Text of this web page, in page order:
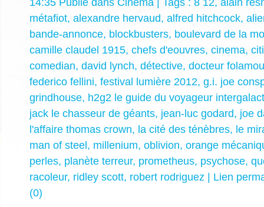
14:35 Publié dans Cinéma | Tags : 8 12, alain
métafiot, alexandre hervaud, alfred hitchcock,
bande-annonce, blockbusters, boulevard de la
camille claudel 1915, chefs d'eouvres, cinema,
comedian, david lynch, détective, docteur
federico fellini, festival lumière 2012, g.i. joe
grindhouse, h2g2 le guide du voyageur
jack le chasseur de géants, jean-luc godard, joe
l'affaire thomas crown, la cité des ténèbres, le
man of steel , millenium, oblivion, orange
perles, planète terreur, prometheus, psychose,
racoleur, ridley scott, robert rodriguez
Lien
(0)